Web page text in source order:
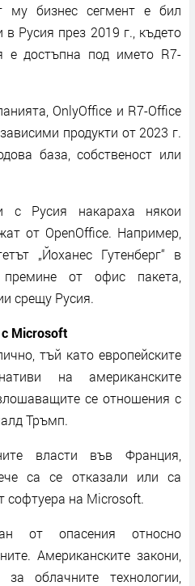
му бизнес сегмент е бил
в Русия през 2019 г., където
е достъпна под името R7-
OnlyOffice и R7-Office
продукти от 2023 г.
база, собственост или
с Русия накараха някои
от OpenOffice. Например,
„Йоханес Гутенберг“ в
от офис пакета,
срещу Русия.
с Microsoft
тъй като европейските
на американските
се отношения с
Тръмп.
власти във Франция,
са се отказали или са
софтуера на Microsoft.
от опасения относно
Американските закони,
облачните технологии,